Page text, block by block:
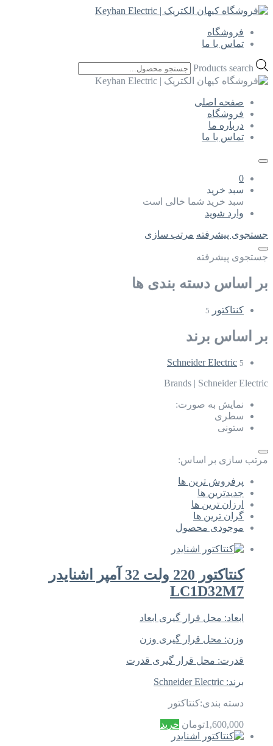
فروشگاه
تماس با ما
Products search
صفحه اصلی
فروشگاه
درباره ما
تماس با ما
0
سبد خرید
سبد خرید شما خالی است
وارد شوید
جستجوی پیشرفته مرتب سازی
جستجوی پیشرفته
بر اساس دسته بندی ها
کنتاکتور 5
بر اساس برند
Schneider Electric 5
Brands | Schneider Electric
نمایش به صورت:
سطری
ستونی
مرتب سازی بر اساس:
پرفروش ترین ها
جدیدترین ها
ارزان ترین ها
گران ترین ها
موجودی محصول
کنتاکتور 220 ولت 32 آمپر اشنایدر
LC1D32M7
ابعاد: محل قرار گیری ابعاد
وزن: محل قرار گیری وزن
قدرت: محل قرار گیری قدرت
برند: Schneider Electric
دسته بندی:کنتاکتور
1,600,000تومان خرید